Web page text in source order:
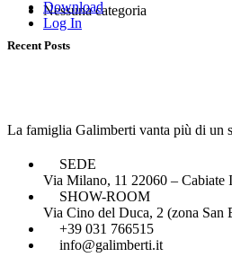
Download
Log In
Nessuna categoria
Recent Posts
La famiglia Galimberti vanta più di un
SEDE
Via Milano, 11 22060 – Cabiate
SHOW-ROOM
Via Cino del Duca, 2 (zona
+39 031 766515
info@galimberti.it